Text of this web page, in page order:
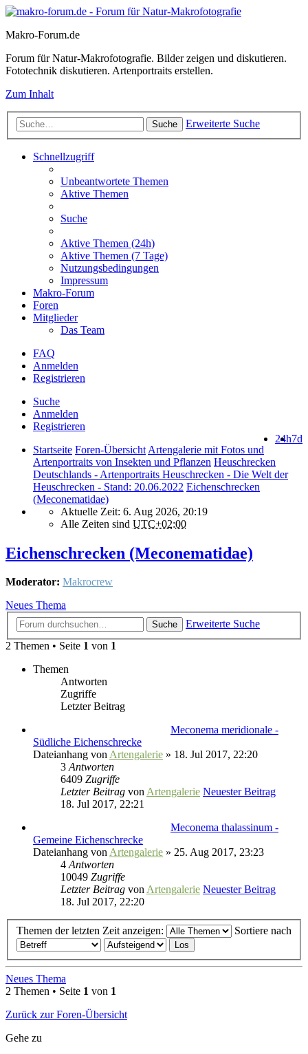
Makro-Forum.de
Forum für Natur-Makrofotografie. Bilder zeigen und diskutieren.
Fototechnik diskutieren. Artenportraits erstellen.
Zum Inhalt
Suche Erweiterte Suche
Schnellzugriff
Unbeantwortete Themen
Aktive Themen
Suche
Aktive Themen (24h)
Aktive Themen (7 Tage)
Nutzungsbedingungen
Impressum
Makro-Forum
Foren
Mitglieder
Das Team
FAQ
Anmelden
Registrieren
Suche
Anmelden
Registrieren
7d
24h
Startseite Foren-Übersicht Artengalerie mit Fotos und
Artenportraits von Insekten und Pflanzen Heuschrecken
Deutschlands - Artenportraits Heuschrecken - Die Welt der
Heuschrecken - Stand: 20.06.2022 Eichenschrecken
(Meconematidae)
Aktuelle Zeit: 6. Aug 2026, 20:19
Alle Zeiten sind UTC+02:00
Eichenschrecken (Meconematidae)
Moderator: Makrocrew
Neues Thema
Suche
Erweiterte Suche
2 Themen • Seite 1 von 1
Themen
Antworten
Zugriffe
Letzter Beitrag
Meconema meridionale -
Südliche Eichenschrecke
Dateianhang von Artengalerie » 18. Jul 2017, 22:20
3 Antworten
6409 Zugriffe
Letzter Beitrag von Artengalerie Neuester Beitrag
18. Jul 2017, 22:21
Meconema thalassinum -
Gemeine Eichenschrecke
Dateianhang von Artengalerie » 25. Aug 2017, 23:23
4 Antworten
10049 Zugriffe
Letzter Beitrag von Artengalerie Neuester Beitrag
18. Jul 2017, 22:20
Themen der letzten Zeit anzeigen: Sortiere nach
Neues Thema
2 Themen • Seite 1 von 1
Zurück zur Foren-Übersicht
Gehe zu